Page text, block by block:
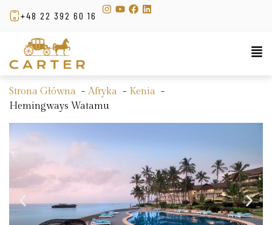
+48 22 392 60 16
Strona Główna Afryka
Kenia
Hemingways Watamu